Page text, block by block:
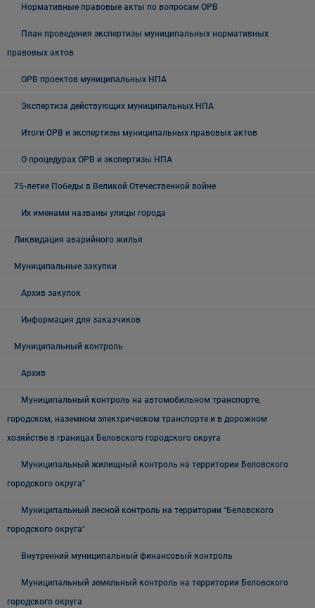
Нормативные правовые акты по вопросам ОРВ
План проведения экспертизы муниципальных нормативных
правовых актов
ОРВ проектов муниципальных НПА
Экспертиза действующих муниципальных НПА
Итоги ОРВ и экспертизы муниципальных правовых актов
О процедурах ОРВ и экспертизы НПА
75-летие Победы в Великой Отечественной войне
Их именами названы улицы города
Ликвидация аварийного жилья
Муниципальные закупки
Архив закупок
Информация для заказчиков
Муниципальный контроль
Архив
Муниципальный контроль на автомобильном транспорте,
городском, наземном электрическом транспорте и в дорожном
хозяйстве в границах Беловского городского округа
Муниципальный жилищный контроль на территории Беловского
городского округа"
Муниципальный лесной контроль на территории "Беловского
городского округа"
Внутренний муниципальный финансовый контроль
Муниципальный земельный контроль на территории Беловского
городского округа